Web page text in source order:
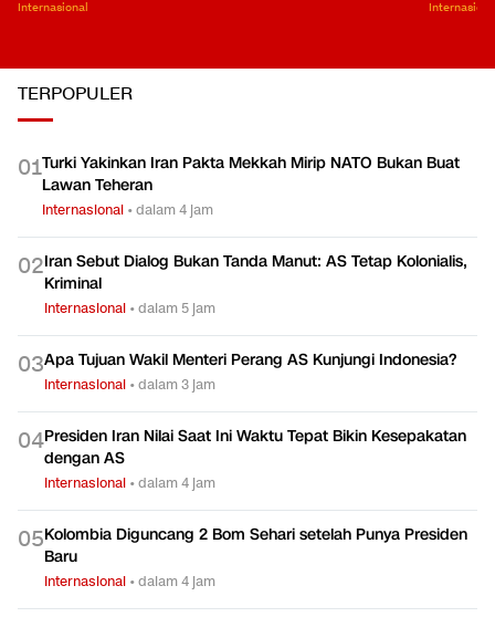
Internasional
TERPOPULER
01Turki Yakinkan Iran Pakta Mekkah Mirip NATO Bukan Buat
Lawan Teheran
Internasional •dalam 4 jam
02Iran Sebut Dialog Bukan Tanda Manut: AS Tetap Kolonialis,
Kriminal
Internasional •dalam 5 jam
03Apa Tujuan Wakil Menteri Perang AS Kunjungi Indonesia?
Internasional •dalam 3 jam
04Presiden Iran Nilai Saat Ini Waktu Tepat Bikin Kesepakatan
dengan AS
Internasional •dalam 4 jam
05Kolombia Diguncang 2 Bom Sehari setelah Punya Presiden
Baru
Internasional •dalam 4 jam